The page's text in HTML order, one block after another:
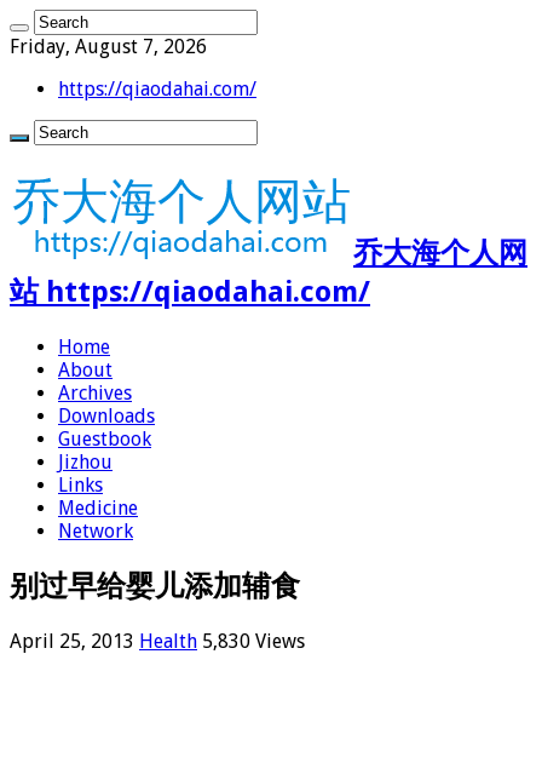
Friday, August 7, 2026
https://qiaodahai.com/
乔大海个人网
站 https://qiaodahai.com/
Home
About
Archives
Downloads
Guestbook
Jizhou
Links
Medicine
Network
别过早给婴儿添加辅食
April 25, 2013 Health 5,830 Views